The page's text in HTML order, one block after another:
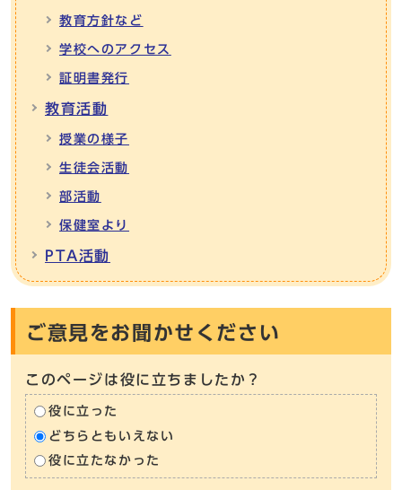
教育方針など
学校へのアクセス
証明書発行
教育活動
授業の様子
生徒会活動
部活動
保健室より
PTA活動
ご意見をお聞かせください
このページは役に立ちましたか？
役に立った
どちらともいえない
役に立たなかった